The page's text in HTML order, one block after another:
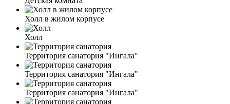
Холл в жилом корпусе
Холл
Территория санатория "Ингала"
Территория санатория "Ингала"
Территория санатория "Ингала"